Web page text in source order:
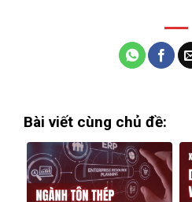
Bài viết cùng chủ đề: